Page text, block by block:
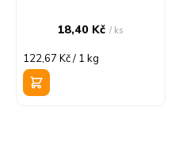
18,40 Kč/ ks
Měrná
cena:
122,67 Kč / 1 kg